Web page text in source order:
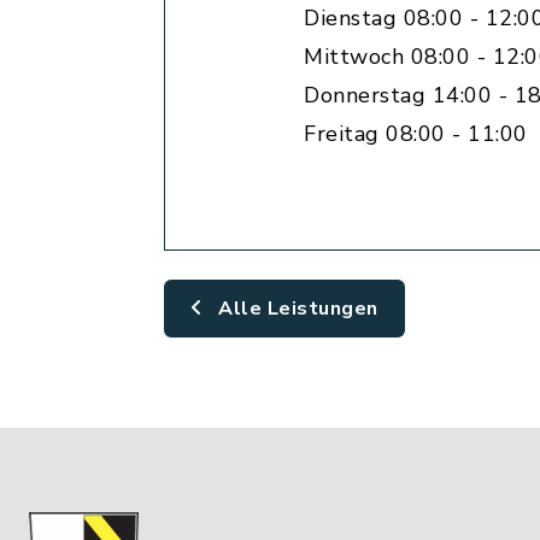
Dienstag 08:00 -
Mittwoch 08:00 -
Donnerstag 14:00 -
Freitag 08:00 - 11:00
Alle Leistungen